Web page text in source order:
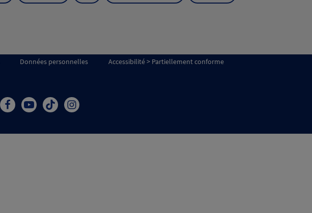
Données personnelles
Accessibilité > Partiellement conforme